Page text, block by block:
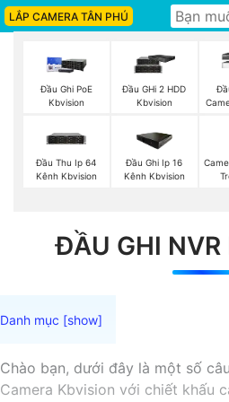
LẮP CAMERA TÂN PHÚ
Đầu Ghi PoE
Kbvision
Đầu GHi 2 HDD
Kbvision
Đầu Thu Ip 64
Kênh Kbvision
Đầu Ghi Ip 16
Kênh Kbvision
ĐẦU GHI NVR
Chào bạn, dưới đây là một số
Camera Kbvision với chiết khấu